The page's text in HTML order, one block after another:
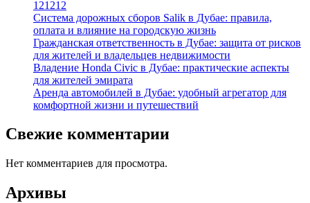
121212
Система дорожных сборов Salik в Дубае: правила,
оплата и влияние на городскую жизнь
Гражданская ответственность в Дубае: защита от рисков
для жителей и владельцев недвижимости
Владение Honda Civic в Дубае: практические аспекты
для жителей эмирата
Аренда автомобилей в Дубае: удобный агрегатор для
комфортной жизни и путешествий
Свежие комментарии
Нет комментариев для просмотра.
Архивы